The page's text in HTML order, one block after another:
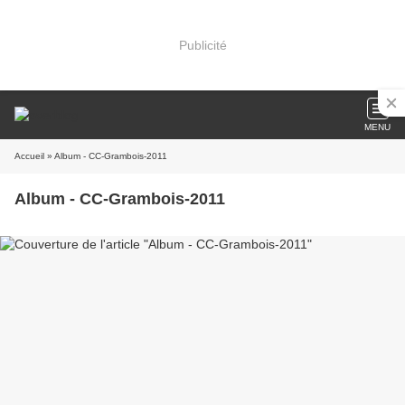
Publicité
MENU
Accueil » Album - CC-Grambois-2011
Album - CC-Grambois-2011